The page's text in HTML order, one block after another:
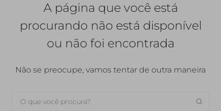
A página que você está
procurando não está disponível
ou não foi encontrada
Não se preocupe, vamos tentar de outra maneira